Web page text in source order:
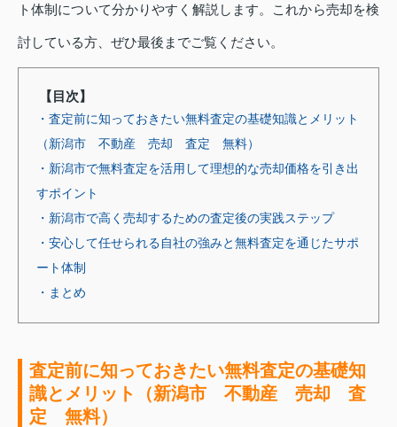
ト体制について分かりやすく解説します。これから売却を検
討している方、ぜひ最後までご覧ください。
【目次】
・査定前に知っておきたい無料査定の基礎知識とメリット
（新潟市 不動産 売却 査定 無料）
・新潟市で無料査定を活用して理想的な売却価格を引き出
すポイント
・新潟市で高く売却するための査定後の実践ステップ
・安心して任せられる自社の強みと無料査定を通じたサポ
ート体制
・まとめ
査定前に知っておきたい無料査定の基礎知
識とメリット（新潟市 不動産 売却 査
定 無料）